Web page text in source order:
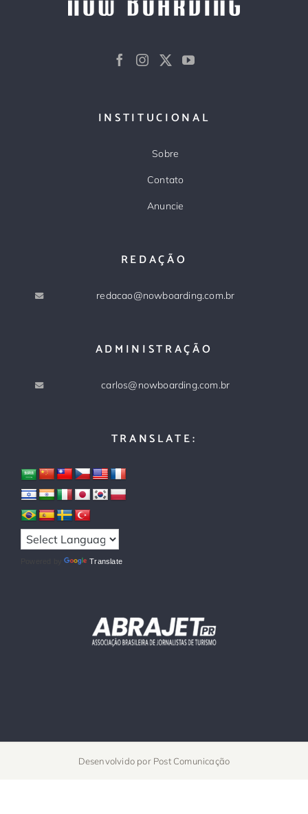
INSTITUCIONAL
Sobre
Contato
Anuncie
REDAÇÃO
redacao@nowboarding.com.br
ADMINISTRAÇÃO
carlos@nowboarding.com.br
TRANSLATE:
Powered by Translate
Desenvolvido por Post Comunicação